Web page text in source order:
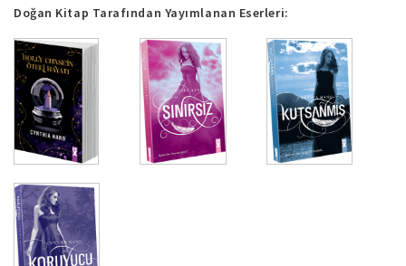
Doğan Kitap Tarafından Yayımlanan Eserleri: